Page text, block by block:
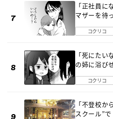
「正社員
マザーを待
コクリコ
「死にた
の姉に浴び
コクリコ
「不登校か
スクール”